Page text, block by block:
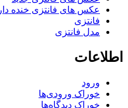
عکس های فانتزی خنده دار
فانتزی
مدل فانتزی
اطلاعات
ورود
خوراک ورودی‌ها
خوراک دیدگاه‌ها